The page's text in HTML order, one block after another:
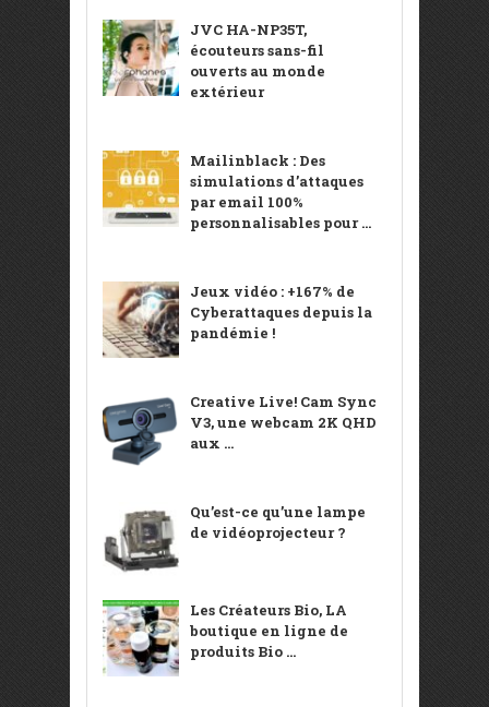
JVC HA-NP35T,
écouteurs sans-fil
ouverts au monde
extérieur
Mailinblack : Des
simulations d’attaques
par email 100%
personnalisables pour ...
Jeux vidéo : +167% de
Cyberattaques depuis la
pandémie !
Creative Live! Cam Sync
V3, une webcam 2K QHD
aux ...
Qu’est-ce qu’une lampe
de vidéoprojecteur ?
Les Créateurs Bio, LA
boutique en ligne de
produits Bio ...